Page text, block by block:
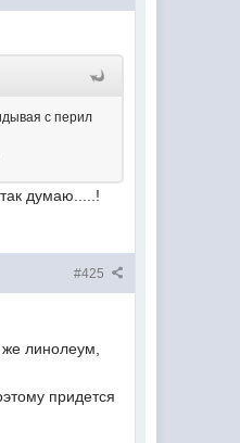
с перил
думаю.....!
#425
линолеум,
придется